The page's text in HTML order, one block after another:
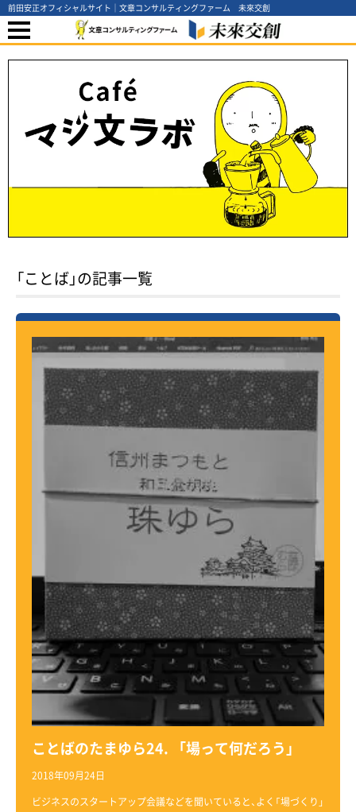
前田安正オフィシャルサイト｜文章コンサルティングファーム 未來交創
「ことば」の記事一覧
ことばのたまゆら24. 「場って何だろう」
2018年09月24日
ビジネスのスタートアップ会議などを聞いていると、よく「場づくり」